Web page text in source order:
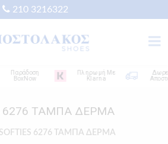
210 3216322
Παράδοση
BoxNow
Πληρωμή Με
Klarna
Δωρεάν
Αποστολή
6276 ΤΑΜΠΑ ΔΕΡΜΑ
SOFTIES 6276 ΤΑΜΠΑ ΔΕΡΜΑ